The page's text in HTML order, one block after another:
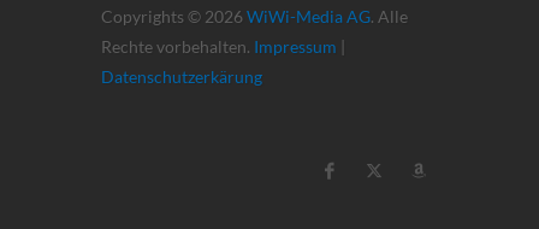
Copyrights © 2026 WiWi-Media AG. Alle
Rechte vorbehalten. Impressum |
Datenschutzerkärung